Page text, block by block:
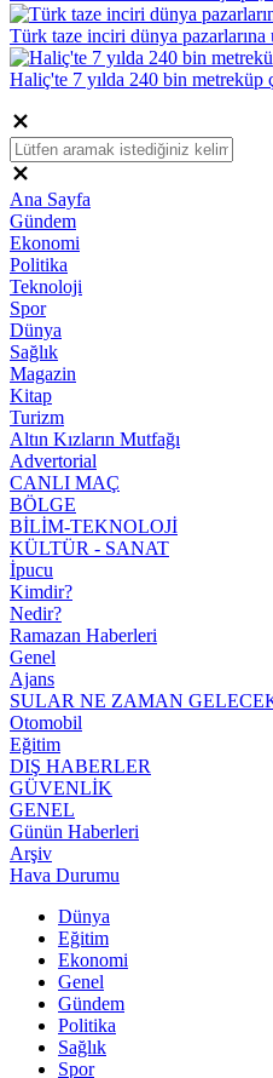
Türk taze inciri dünya
Haliç'te 7 yılda 240 bin metreküp
Ana Sayfa
Gündem
Ekonomi
Politika
Teknoloji
Spor
Dünya
Sağlık
Magazin
Kitap
Turizm
Altın Kızların Mutfağı
Advertorial
CANLI MAÇ
BÖLGE
BİLİM-TEKNOLOJİ
KÜLTÜR - SANAT
İpucu
Kimdir?
Nedir?
Ramazan Haberleri
Genel
Ajans
SULAR NE ZAMAN
Otomobil
Eğitim
DIŞ HABERLER
GÜVENLİK
GENEL
Günün Haberleri
Arşiv
Hava Durumu
Dünya
Eğitim
Ekonomi
Genel
Gündem
Politika
Sağlık
Spor